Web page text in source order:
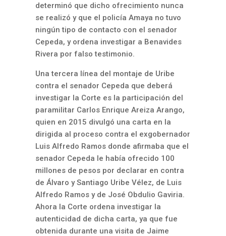
determinó que dicho ofrecimiento nunca
se realizó y que el policía Amaya no tuvo
ningún tipo de contacto con el senador
Cepeda, y ordena investigar a Benavides
Rivera por falso testimonio.
Una tercera línea del montaje de Uribe
contra el senador Cepeda que deberá
investigar la Corte es la participación del
paramilitar Carlos Enrique Areiza Arango,
quien en 2015 divulgó una carta en la
dirigida al proceso contra el exgobernador
Luis Alfredo Ramos donde afirmaba que el
senador Cepeda le había ofrecido 100
millones de pesos por declarar en contra
de Álvaro y Santiago Uribe Vélez, de Luis
Alfredo Ramos y de José Obdulio Gaviria.
Ahora la Corte ordena investigar la
autenticidad de dicha carta, ya que fue
obtenida durante una visita de Jaime